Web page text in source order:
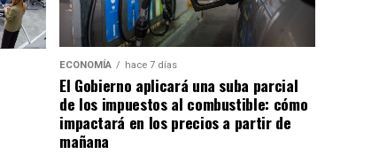
ECONOMÍA hace 7 días
El Gobierno aplicará una suba parcial
de los impuestos al combustible: cómo
impactará en los precios a partir de
mañana